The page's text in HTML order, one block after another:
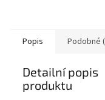
Popis Podobné
Detailní popis
produktu